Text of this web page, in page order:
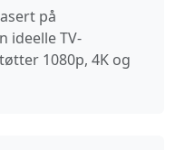
på
ideelle TV-
1080p, 4K og